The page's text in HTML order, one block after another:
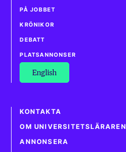
PÅ JOBBET
KRÖNIKOR
DEBATT
PLATSANNONSER
English
KONTAKTA
OM UNIVERSITETSLÄRAREN
ANNONSERA